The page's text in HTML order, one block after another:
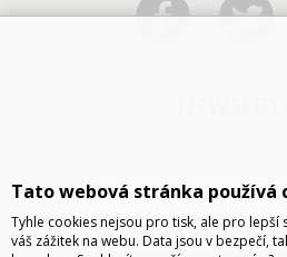
Tato webová stránka používá
Tyhle cookies nejsou pro tisk, ale pro lepší
váš zážitek na webu. Data jsou v bezpečí,